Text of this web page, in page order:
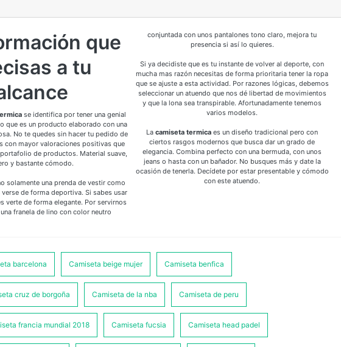
que
a tu
se identifica por tener una genial
que es un producto elaborado con una
No te quedes sin hacer tu pedido de
con mayor valoraciones positivas que
de productos. Material suave,
y bastante cómodo.
solamente una prenda de vestir como
de forma deportiva. Si sabes usar
verte de forma elegante. Por servirnos
franela de lino con color neutro
conjuntada con unos pantalones tono claro, mejora tu
presencia si así lo quieres.
Si ya decidiste que es tu instante de volver al deporte, con
mucha mas razón necesitas de forma prioritaria tener la ropa
que se ajuste a esta actividad. Por razones lógicas, debemos
seleccionar un atuendo que nos dé libertad de movimientos
y que la lona sea transpirable. Afortunadamente tenemos
varios modelos.
Lacamiseta termica es un diseño tradicional pero con
ciertos rasgos modernos que busca dar un grado de
elegancia. Combina perfecto con una bermuda, con unos
jeans o hasta con un bañador. No busques más y date la
ocasión de tenerla. Decídete por estar presentable y cómodo
con este atuendo.
barcelona Camiseta beige mujer Camiseta benfica
cruz de borgoña Camiseta de la nba Camiseta de peru
francia mundial 2018 Camiseta fucsia Camiseta head padel